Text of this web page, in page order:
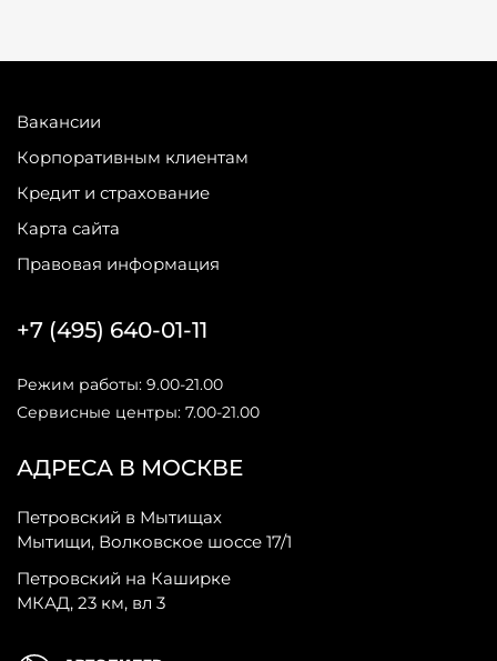
Вакансии
Корпоративным клиентам
Кредит и страхование
Карта сайта
Правовая информация
АДРЕСА В МОСКВЕ
Петровский в Мытищах
Мытищи, Волковское шоссе 17/1
Петровский на Каширке
МКАД, 23 км, вл 3
+7 (495) 640-01-11
Режим работы: 9.00-21.00
Сервисные центры: 7.00-21.00